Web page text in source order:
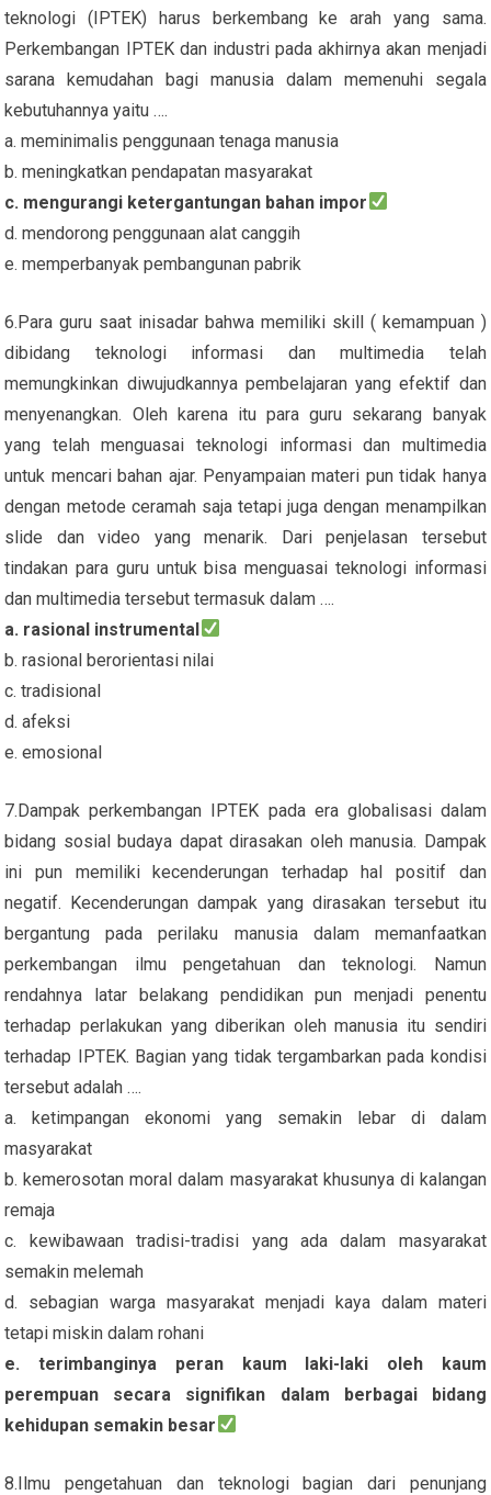
teknologi (IPTEK) harus berkembang ke arah yang sama.
Perkembangan IPTEK dan industri pada akhirnya akan menjadi
sarana kemudahan bagi manusia dalam memenuhi segala
kebutuhannya yaitu ….
a. meminimalis penggunaan tenaga manusia
b. meningkatkan pendapatan masyarakat
c. mengurangi ketergantungan bahan impor
d. mendorong penggunaan alat canggih
e. memperbanyak pembangunan pabrik
6.Para guru saat inisadar bahwa memiliki skill ( kemampuan )
dibidang teknologi informasi dan multimedia telah
memungkinkan diwujudkannya pembelajaran yang efektif dan
menyenangkan. Oleh karena itu para guru sekarang banyak
yang telah menguasai teknologi informasi dan multimedia
untuk mencari bahan ajar. Penyampaian materi pun tidak hanya
dengan metode ceramah saja tetapi juga dengan menampilkan
slide dan video yang menarik. Dari penjelasan tersebut
tindakan para guru untuk bisa menguasai teknologi informasi
dan multimedia tersebut termasuk dalam ….
a. rasional instrumental
b. rasional berorientasi nilai
c. tradisional
d. afeksi
e. emosional
7.Dampak perkembangan IPTEK pada era globalisasi dalam
bidang sosial budaya dapat dirasakan oleh manusia. Dampak
ini pun memiliki kecenderungan terhadap hal positif dan
negatif. Kecenderungan dampak yang dirasakan tersebut itu
bergantung pada perilaku manusia dalam memanfaatkan
perkembangan ilmu pengetahuan dan teknologi. Namun
rendahnya latar belakang pendidikan pun menjadi penentu
terhadap perlakukan yang diberikan oleh manusia itu sendiri
terhadap IPTEK. Bagian yang tidak tergambarkan pada kondisi
tersebut adalah ….
a. ketimpangan ekonomi yang semakin lebar di dalam
masyarakat
b. kemerosotan moral dalam masyarakat khusunya di kalangan
remaja
c. kewibawaan tradisi-tradisi yang ada dalam masyarakat
semakin melemah
d. sebagian warga masyarakat menjadi kaya dalam materi
tetapi miskin dalam rohani
e. terimbanginya peran kaum laki-laki oleh kaum
perempuan secara signifikan dalam berbagai bidang
kehidupan semakin besar
8.Ilmu pengetahuan dan teknologi bagian dari penunjang